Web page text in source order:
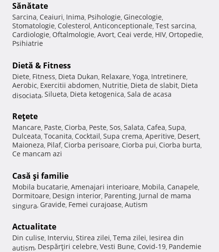
Sănătate
Sarcina, Ceaiuri, Inima, Psihologie, Ginecologie,
Stomatologie, Colesterol, Anticonceptionale, Test sarcina,
Cardiologie, Oftalmologie, Avort, Ceai verde, HIV, Ortopedie,
Psihiatrie
Dietă & Fitness
Diete, Fitness, Dieta Dukan, Relaxare, Yoga, Intretinere,
Aerobic, Exercitii abdomen, Nutritie, Dieta de slabit, Dieta
disociata, Silueta, Dieta ketogenica, Sala de acasa
Reţete
Mancare, Paste, Ciorba, Peste, Sos, Salata, Cafea, Supa,
Dulceata, Tocanita, Cocktail, Supa crema, Aperitive, Desert,
Maioneza, Pilaf, Ciorba perisoare, Ciorba pui, Ciorba burta,
Ce mancam azi
Casă şi familie
Mobila bucatarie, Amenajari interioare, Mobila, Canapele,
Dormitoare, Design interior, Parenting, Jurnal de mama
singura, Gravide, Femei curajoase, Autism
Actualitate
Din culise, Interviu, Stirea zilei, Tema zilei, Iesirea din
autism, Despărţiri celebre, Vesti Bune, Covid-19, Pandemie